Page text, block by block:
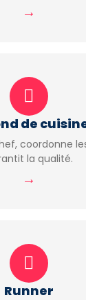
→
de
coordonne
la qualité.
→
Runner